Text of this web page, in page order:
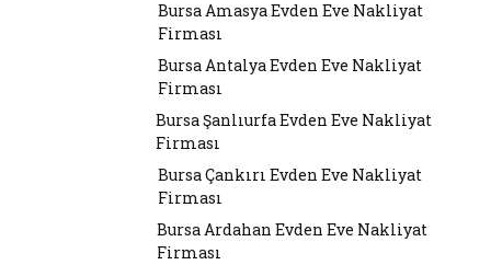
Bursa Amasya Evden Eve Nakliyat
Firması
Bursa Antalya Evden Eve Nakliyat
Firması
Bursa Şanlıurfa Evden Eve Nakliyat
Firması
Bursa Çankırı Evden Eve Nakliyat
Firması
Bursa Ardahan Evden Eve Nakliyat
Firması